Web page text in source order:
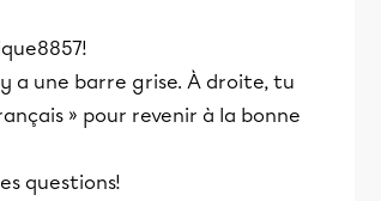
a une barre grise. À droite, tu
» pour revenir à la bonne
questions!